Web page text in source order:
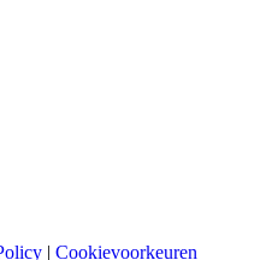
| Cookievoorkeuren